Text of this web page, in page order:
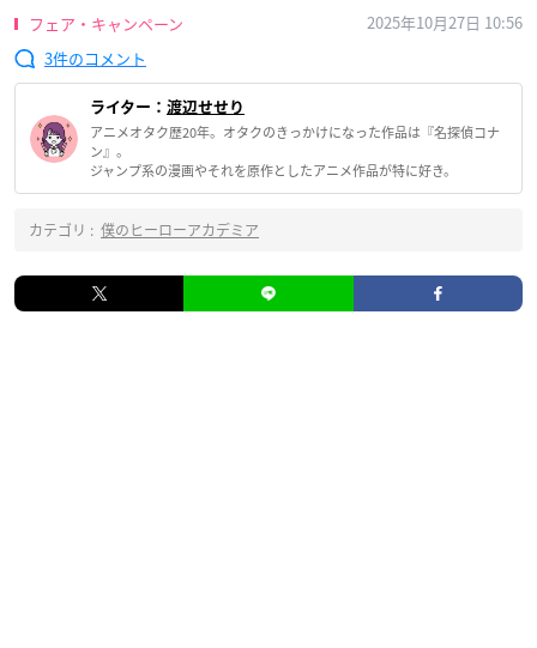
フェア・キャンペーン
2025年10月27日 10:56
3
ライター： 渡辺せせり
アニメオタク歴20年。オタクのきっかけになった作品は『名探偵コナ
ン』。
ジャンプ系の漫画やそれを原作としたアニメ作品が特に好き。
カテゴリ : 僕のヒーローアカデミア